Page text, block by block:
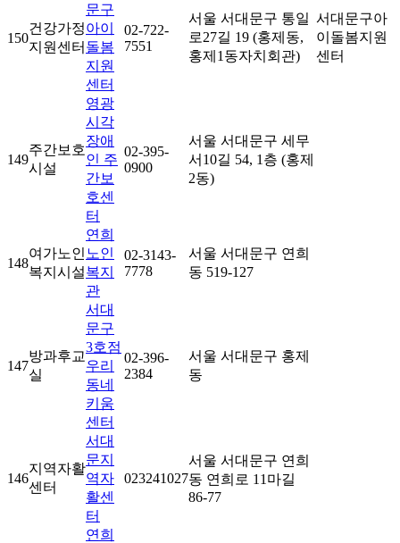
150
건강가정
지원센터
문구
아이
돌봄
지원
센터
02-722-
7551
서울 서대문구 통일
로27길 19 (홍제동,
홍제1동자치회관)
서대문구아
이돌봄지원
센터
149
주간보호
시설
영광
시각
장애
인 주
간보
호센
터
02-395-
0900
서울 서대문구 세무
서10길 54, 1층 (홍제
2동)
148
여가노인
복지시설
연희
노인
복지
관
02-3143-
7778
서울 서대문구 연희
동 519-127
147
방과후교
실
서대
문구
3호점
우리
동네
키움
센터
02-396-
2384
서울 서대문구 홍제
동
146
지역자활
센터
서대
문지
역자
활센
터
023241027
서울 서대문구 연희
동 연희로 11마길
86-77
연희